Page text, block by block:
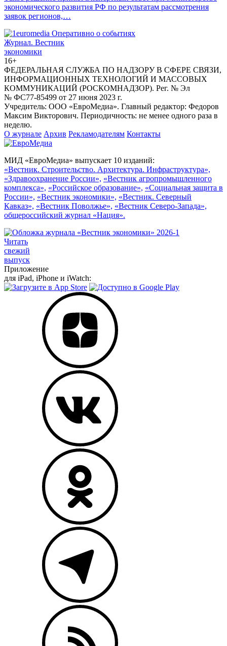
экономического развития РФ по результатам рассмотрения
заявок регионов,…
Журнал. Вестник
экономики
16+
ФЕДЕРАЛЬНАЯ СЛУЖБА ПО НАДЗОРУ В СФЕРЕ СВЯЗИ,
ИНФОРМАЦИОННЫХ ТЕХНОЛОГИЙ И МАССОВЫХ
КОММУНИКАЦИЙ (РОСКОМНАДЗОР). Рег. № Эл
№ ФС77-85499 от 27 июня 2023 г.
Учредитель: ООО «ЕвроМедиа». Главный редактор: Федоров
Максим Викторович. Периодичность: не менее одного раза в
неделю.
О журнале Архив Рекламодателям Контакты
МИД «ЕвроМедиа» выпускает 10 изданий:
«Вестник. Строительство. Архитектура. Инфраструктура»,
«Здравоохранение России», «Вестник агропромышленного
комплекса», «Российское образование», «Социальная защита в
России», «Вестник экономики», «Вестник. Северный
Кавказ», «Вестник Поволжье», «Вестник Северо-Запада»,
общероссийский журнал «Нация».
Читать
свежий
выпуск
Приложение
для iPad, iPhone и iWatch: